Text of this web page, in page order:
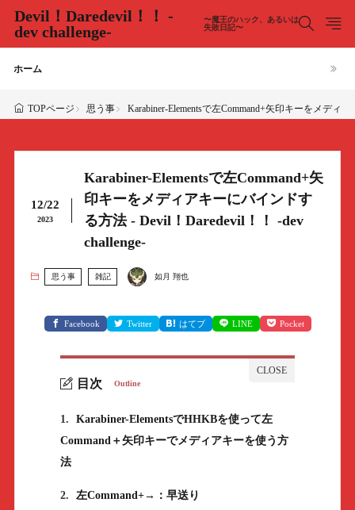
Devil！Daredevil！！ -
dev challenge-
〜魔王のハック、あるいは
失敗日記〜
ホーム
TOPページ 思う事 Karabiner-Elementsで左Command+矢印キーをメディ
12/22
2023
Karabiner-Elementsで左Command+矢
印キーをメディアキーにバインドす
る方法 - Devil！Daredevil！！ -dev
challenge-
思う事 雑記 如月 翔也
Facebook Twitter はてブ LINE Pocket
目次 Outline
1.
Karabiner-ElementsでHHKBを使って左
Command＋矢印キーでメディアキーを使う方
法
2. 左Command+→：早送り